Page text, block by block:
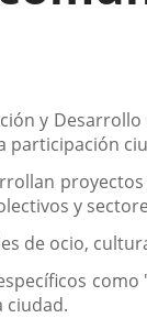
y
participación
y
de ocio,
ciudad.